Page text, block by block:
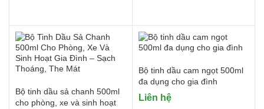
Bộ tinh dầu sả chanh 500ml
cho phòng, xe và sinh hoạt
Bộ tinh dầu cam ngọt 500ml
đa dụng cho gia đình
Liên hệ